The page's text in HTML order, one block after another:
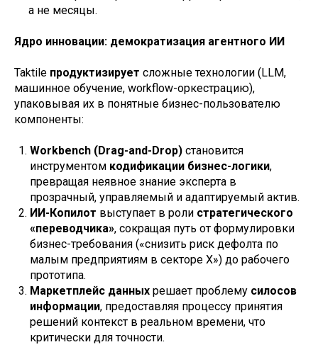
а не месяцы.
Ядро инновации: демократизация агентного ИИ
Taktile продуктизирует сложные технологии (LLM,
машинное обучение, workflow-оркестрацию),
упаковывая их в понятные бизнес-пользователю
компоненты:
Workbench (Drag-and-Drop) становится
инструментом кодификации бизнес-логики,
превращая неявное знание эксперта в
прозрачный, управляемый и адаптируемый актив.
ИИ-Копилот выступает в роли стратегического
«переводчика», сокращая путь от формулировки
бизнес-требования («снизить риск дефолта по
малым предприятиям в секторе X») до рабочего
прототипа.
Маркетплейс данных решает проблему силосов
информации, предоставляя процессу принятия
решений контекст в реальном времени, что
критически для точности.